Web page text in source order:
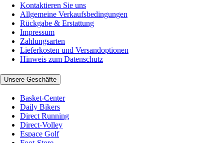
Kontaktieren Sie uns
Allgemeine Verkaufsbedingungen
Rückgabe & Erstattung
Impressum
Zahlungsarten
Lieferkosten und Versandoptionen
Hinweis zum Datenschutz
Unsere Geschäfte
Basket-Center
Daily Bikers
Direct Running
Direct-Volley
Espace Golf